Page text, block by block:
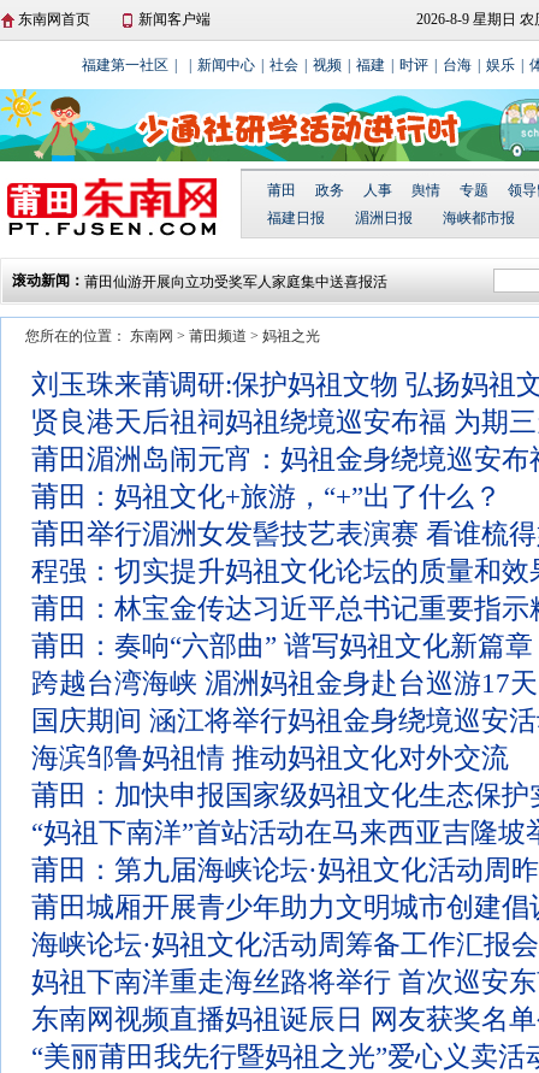
东南网首页 新闻客户端 2026-8-9 星期日
福建第一社区 新闻中心 社会 视频 福建 时评 台海 娱乐
莆田 政务 人事 舆情 专题
领
福建日报
湄洲日报 海峡都市报
滚动新闻： 莆田仙游开展向立功受奖军人家庭集中送喜报活
动
湄洲岛举行庆“三八”国际妇女节湄台交流系列活
动
北岸莆禧古城：爬刀梯闹元宵 散铜钱祈平安
城厢区东海镇开展“文化进万家 春联送厝边”活动
莆田贤良港天后祖祠翡翠妈祖顺济殿正式落成
您所在的位置： 东南网 > 莆田频道 > 妈祖之光
刘玉珠来莆调研:保护妈祖文物 弘扬妈祖
贤良港天后祖祠妈祖绕境巡安布福 为期
莆田湄洲岛闹元宵：妈祖金身绕境巡安布
莆田：妈祖文化+旅游，“+”出了什么？
莆田举行湄洲女发髻技艺表演赛 看谁梳
程强：切实提升妈祖文化论坛的质量和效
莆田：林宝金传达习近平总书记重要指示
莆田：奏响“六部曲” 谱写妈祖文化新篇章
跨越台湾海峡 湄洲妈祖金身赴台巡游17天
国庆期间 涵江将举行妈祖金身绕境巡安
海滨邹鲁妈祖情 推动妈祖文化对外交流
莆田：加快申报国家级妈祖文化生态保护
“妈祖下南洋”首站活动在马来西亚吉隆坡
莆田：第九届海峡论坛·妈祖文化活动周
莆田城厢开展青少年助力文明城市创建倡
海峡论坛·妈祖文化活动周筹备工作汇报
妈祖下南洋重走海丝路将举行 首次巡安
东南网视频直播妈祖诞辰日 网友获奖名
“美丽莆田我先行暨妈祖之光”爱心义卖活